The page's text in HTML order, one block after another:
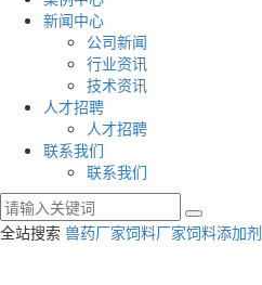
新闻中心
公司新闻
行业资讯
技术资讯
人才招聘
人才招聘
联系我们
联系我们
全站搜索 兽药厂家饲料厂家饲料添加剂